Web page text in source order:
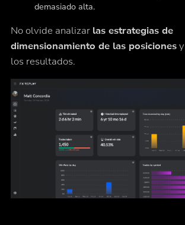
demasiado alta.
No olvide analizar las estrategias de
dimensionamiento de las posicionesy
los resultados.